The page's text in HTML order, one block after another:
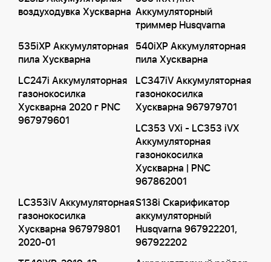
воздуходувка Хускварна Аккумуляторный
триммер Husqvarna
535iXP Аккумуляторная
пила Хускварна
540iXP Аккумуляторная
пила Хускварна
LC247i Аккумуляторная
газонокосилка
Хускварна 2020 г PNC
967979601
LC347iV Аккумуляторная
газонокосилка
Хускварна 967979701
LC353 VXi - LC353 iVX
Аккумуляторная
газонокосилка
Хускварна | PNC
967862001
LC353iV Аккумуляторная
газонокосилка
Хускварна 967979801
2020-01
S138i Скарификатор
аккумуляторный
Husqvarna 967922201,
967922202